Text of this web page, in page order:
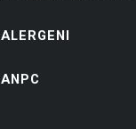
ALERGENI
ANPC